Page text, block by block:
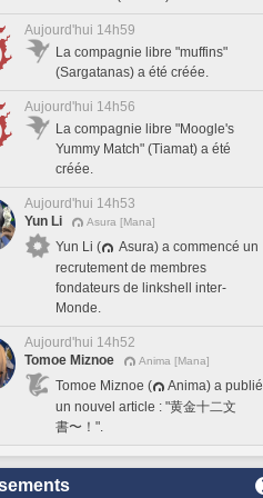
Aujourd'hui 14h59
La compagnie libre "muffins"
(Sargatanas) a été créée.
Aujourd'hui 14h56
La compagnie libre "Moogle's
Yummy Match" (Tiamat) a été
créée.
Aujourd'hui 14h53
Yun Li
Asura [Mana]
Yun Li (
Asura) a commencé un
recrutement de membres
fondateurs de linkshell inter-
Monde.
Aujourd'hui 14h52
Tomoe Miznoe
Anima [Mana]
Tomoe Miznoe (
Anima) a publié
un nouvel article : "黄金十二文
書〜！".